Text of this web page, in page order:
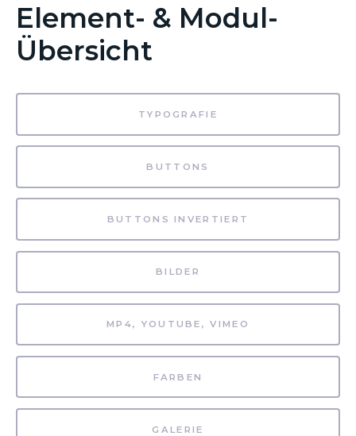
Element- & Modul-
Übersicht
TYPOGRAFIE
BUTTONS
BUTTONS INVERTIERT
BILDER
MP4, YOUTUBE, VIMEO
FARBEN
GALERIE